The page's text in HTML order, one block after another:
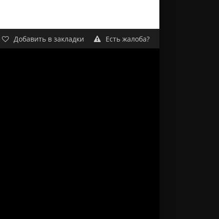
Добавить в закладки Есть жалоба?